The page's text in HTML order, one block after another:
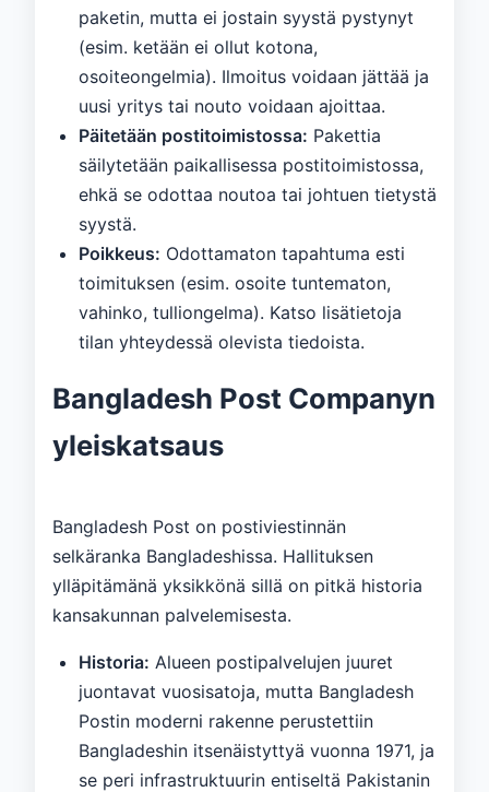
paketin, mutta ei jostain syystä pystynyt
(esim. ketään ei ollut kotona,
osoiteongelmia). Ilmoitus voidaan jättää ja
uusi yritys tai nouto voidaan ajoittaa.
Päitetään postitoimistossa: Pakettia
säilytetään paikallisessa postitoimistossa,
ehkä se odottaa noutoa tai johtuen tietystä
syystä.
Poikkeus: Odottamaton tapahtuma esti
toimituksen (esim. osoite tuntematon,
vahinko, tulliongelma). Katso lisätietoja
tilan yhteydessä olevista tiedoista.
Bangladesh Post Companyn
yleiskatsaus
Bangladesh Post on postiviestinnän
selkäranka Bangladeshissa. Hallituksen
ylläpitämänä yksikkönä sillä on pitkä historia
kansakunnan palvelemisesta.
Historia: Alueen postipalvelujen juuret
juontavat vuosisatoja, mutta Bangladesh
Postin moderni rakenne perustettiin
Bangladeshin itsenäistyttyä vuonna 1971, ja
se peri infrastruktuurin entiseltä Pakistanin